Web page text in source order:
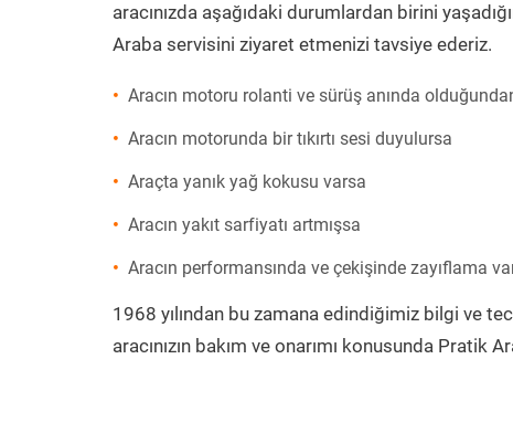
aracınızda aşağıdaki durumlardan birini
Araba servisini ziyaret etmenizi tavsiye ederiz.
Aracın motoru rolanti ve sürüş anında
Aracın motorunda bir tıkırtı sesi duyulursa
Araçta yanık yağ kokusu varsa
Aracın yakıt sarfiyatı artmışsa
Aracın performansında ve çekişinde zayıflama
1968 yılından bu zamana edindiğimiz bilgi ve
aracınızın bakım ve onarımı konusunda Pratik